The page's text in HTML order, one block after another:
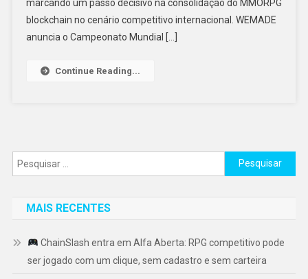
marcando um passo decisivo na consolidação do MMORPG
blockchain no cenário competitivo internacional. WEMADE
anuncia o Campeonato Mundial […]
Continue Reading...
Pesquisar
por:
MAIS RECENTES
ChainSlash entra em Alfa Aberta: RPG competitivo pode
ser jogado com um clique, sem cadastro e sem carteira